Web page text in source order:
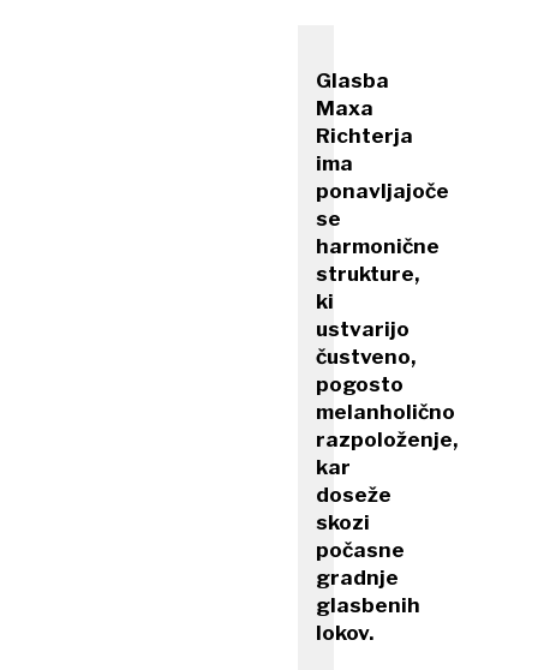
Glasba
Maxa
Richterja
ima
ponavljajoče
se
harmonične
strukture,
ki
ustvarijo
čustveno,
pogosto
melanholično
razpoloženje,
kar
doseže
skozi
počasne
gradnje
glasbenih
lokov.